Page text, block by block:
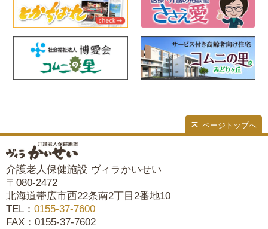
ページトップへ
介護老人保健施設 ヴィラかいせい
〒080-2472
北海道帯広市西22条南2丁目2番地10
TEL： 0155-37-7600
FAX：0155-37-7602